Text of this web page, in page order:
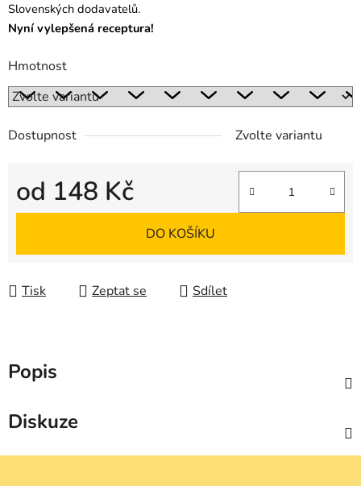
Slovenských dodavatelů.
Nyní vylepšená receptura!
Hmotnost
Dostupnost Zvolte variantu
od 148 Kč
Měrná cena:
DO KOŠÍKU
Tisk Zeptat se Sdílet
Popis
Diskuze